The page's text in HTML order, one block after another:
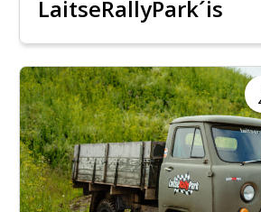
LaitseRallyPark´is